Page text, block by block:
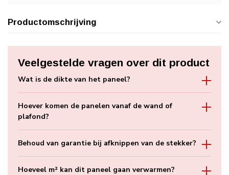
Productomschrijving
Veelgestelde vragen over dit product
Wat is de dikte van het paneel?
Hoever komen de panelen vanaf de wand of
plafond?
Behoud van garantie bij afknippen van de stekker?
Hoeveel m² kan dit paneel gaan verwarmen?